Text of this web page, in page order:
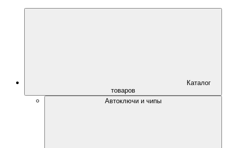
Каталог
товаров
Автоключи и чипы